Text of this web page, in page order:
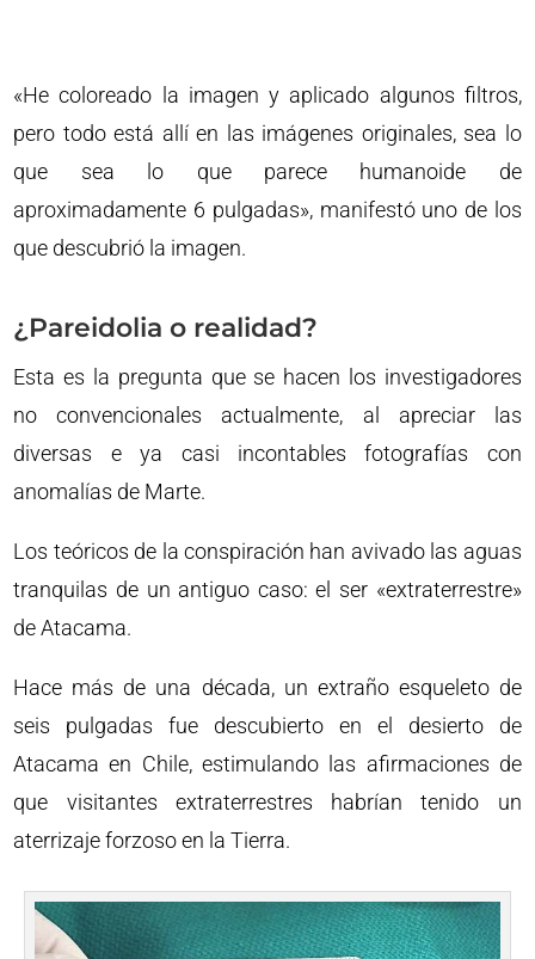
«He coloreado la imagen y aplicado algunos filtros,
pero todo está allí en las imágenes originales, sea lo
que sea lo que parece humanoide de
aproximadamente 6 pulgadas», manifestó uno de los
que descubrió la imagen.
¿Pareidolia o realidad?
Esta es la pregunta que se hacen los investigadores
no convencionales actualmente, al apreciar las
diversas e ya casi incontables fotografías con
anomalías de Marte.
Los teóricos de la conspiración han avivado las aguas
tranquilas de un antiguo caso: el ser «extraterrestre»
de Atacama.
Hace más de una década, un extraño esqueleto de
seis pulgadas fue descubierto en el desierto de
Atacama en Chile, estimulando las afirmaciones de
que visitantes extraterrestres habrían tenido un
aterrizaje forzoso en la Tierra.